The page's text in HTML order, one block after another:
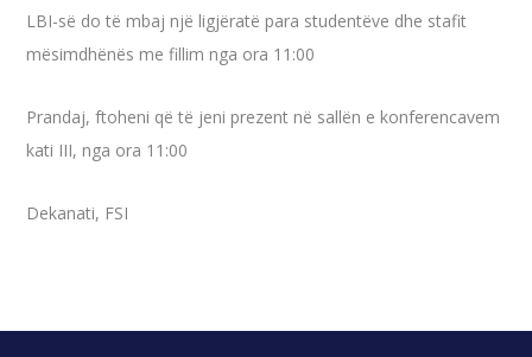
LBI-së do të mbaj një ligjëratë para studentëve dhe stafit
mësimdhënës me fillim nga ora 11:00
Prandaj, ftoheni që të jeni prezent në sallën e konferencavem
kati III, nga ora 11:00
Dekanati, FSI